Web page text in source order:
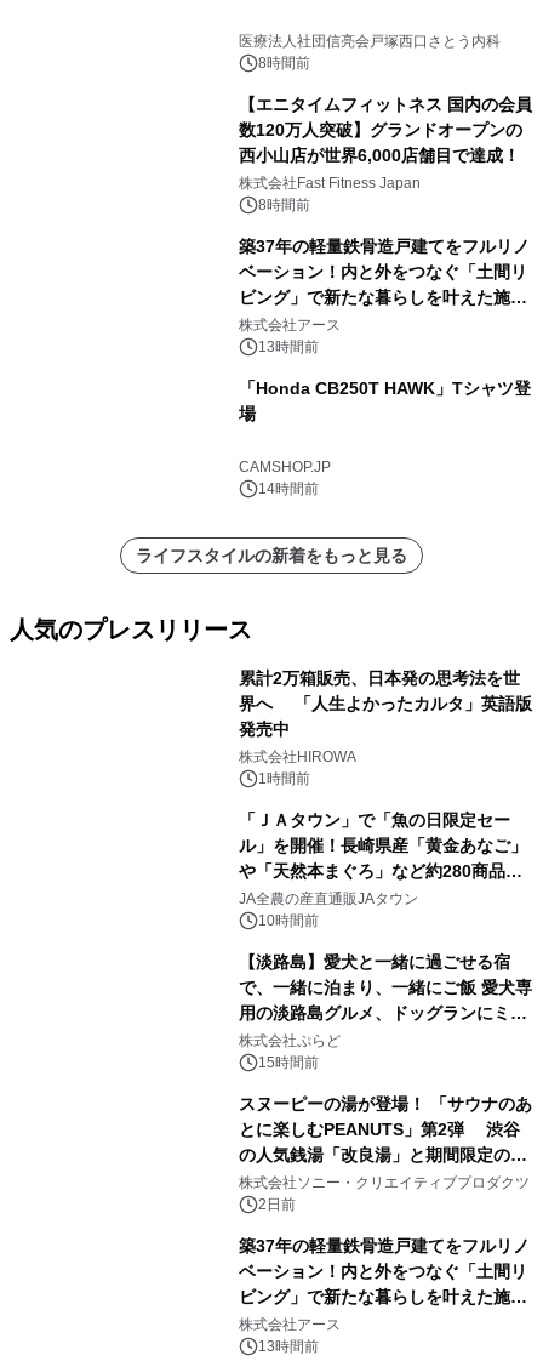
医療法人社団信亮会戸塚西口さとう内科
8時間前
【エニタイムフィットネス 国内の会員
数120万人突破】グランドオープンの
西小山店が世界6,000店舗目で達成！
株式会社Fast Fitness Japan
8時間前
築37年の軽量鉄骨造戸建てをフルリノ
ベーション！内と外をつなぐ「土間リ
ビング」で新たな暮らしを叶えた施工
事例を株式会社アースが公開
株式会社アース
13時間前
「Honda CB250T HAWK」Tシャツ登
場
CAMSHOP.JP
14時間前
ライフスタイルの新着をもっと見る
人気のプレスリリース
累計2万箱販売、日本発の思考法を世
界へ 「人生よかったカルタ」英語版
発売中
株式会社HIROWA
1時間前
「ＪＡタウン」で「魚の日限定セー
ル」を開催！長崎県産「黄金あなご」
や「天然本まぐろ」など約280商品を
販売！～毎月１０日の定例企画～
JA全農の産直通販JAタウン
10時間前
【淡路島】愛犬と一緒に過ごせる宿
で、一緒に泊まり、一緒にご飯 愛犬専
用の淡路島グルメ、ドッグランにミニ
プール グランピングとトレーラーハウ
スの2施設で
株式会社ぷらど
15時間前
スヌーピーの湯が登場！ 「サウナのあ
とに楽しむPEANUTS」第2弾 渋谷
の人気銭湯「改良湯」と期間限定のコ
ラボレーション サウナイキタイコラ
ボグッズも発売決定！
株式会社ソニー・クリエイティブプロダクツ
2日前
築37年の軽量鉄骨造戸建てをフルリノ
ベーション！内と外をつなぐ「土間リ
ビング」で新たな暮らしを叶えた施工
事例を株式会社アースが公開
株式会社アース
13時間前